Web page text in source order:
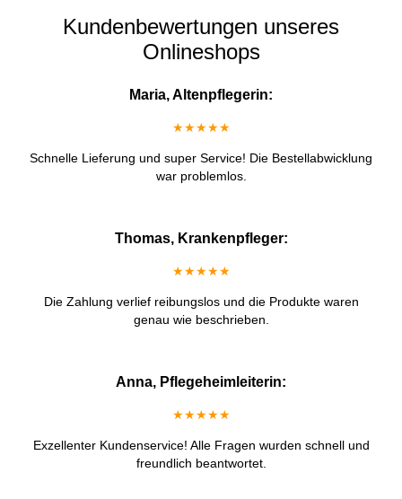
Kundenbewertungen unseres
Onlineshops
Maria, Altenpflegerin:
★★★★★
Schnelle Lieferung und super Service! Die Bestellabwicklung
war problemlos.
Thomas, Krankenpfleger:
★★★★★
Die Zahlung verlief reibungslos und die Produkte waren
genau wie beschrieben.
Anna, Pflegeheimleiterin:
★★★★★
Exzellenter Kundenservice! Alle Fragen wurden schnell und
freundlich beantwortet.